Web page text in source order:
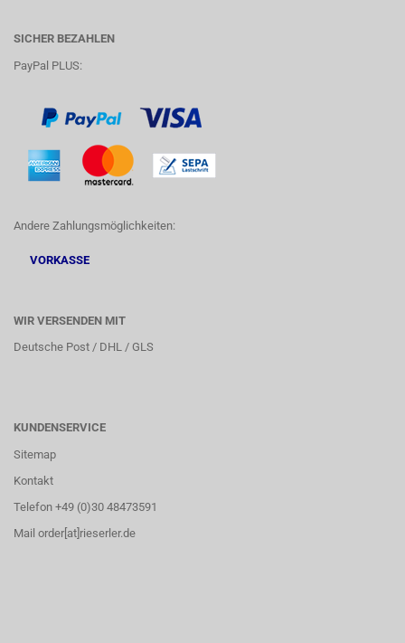
SICHER BEZAHLEN
PayPal PLUS:
Andere Zahlungsmöglichkeiten:
VORKASSE
WIR VERSENDEN MIT
Deutsche Post / DHL / GLS
KUNDENSERVICE
Sitemap
Kontakt
Telefon +49 (0)30 48473591
Mail order[at]rieserler.de